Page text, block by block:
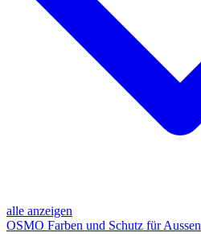
alle anzeigen
OSMO Farben und Schutz für Aussen